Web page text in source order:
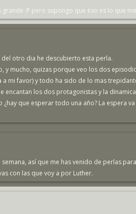
grande :P pero supongo que éso es lo que
otro dia he descubierto esta perla.
y mucho, quizas porque veo los dos
a mi favor) y todo ha sido de lo mas
encantan los dos protagonistas y la
que esperar todo una año? La espera va
así que me has venido de perlas
con las que voy a por Luther.